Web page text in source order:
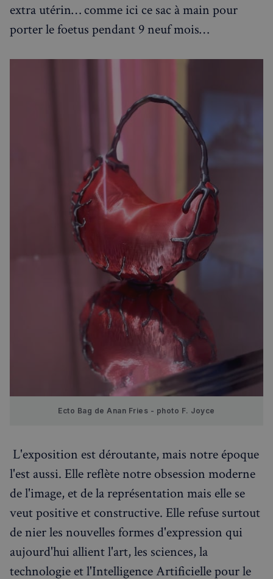
extra utérin… comme ici ce sac à main pour
porter le foetus pendant 9 neuf mois…
Ecto Bag de Anan Fries - photo F. Joyce
L'exposition est déroutante, mais notre époque
l'est aussi. Elle reflète notre obsession moderne
de l'image, et de la représentation mais elle se
veut positive et constructive. Elle refuse surtout
de nier les nouvelles formes d'expression qui
aujourd'hui allient l'art, les sciences, la
technologie et l'Intelligence Artificielle pour le
CookieScriptConsent
CookieScript
francaisalondres.com
.spotify.com
VISITOR_PRIVACY_METADATA
YouTube
.youtube.com
5 mois 4
semaines
Politique de confidentialité de